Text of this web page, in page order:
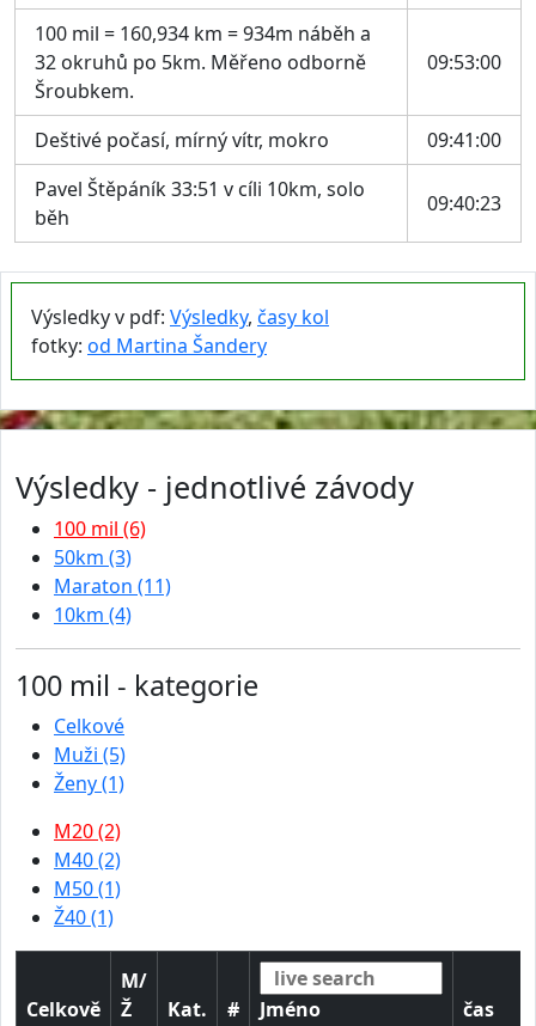
100 mil = 160,934 km = 934m náběh a
32 okruhů po 5km. Měřeno odborně
Šroubkem.
09:53:00
Deštivé počasí, mírný vítr, mokro
09:41:00
Pavel Štěpáník 33:51 v cíli 10km, solo
běh
09:40:23
Výsledky v pdf: Výsledky, časy kol
fotky: od Martina Šandery
Výsledky - jednotlivé závody
100 mil (6)
50km (3)
Maraton (11)
10km (4)
100 mil - kategorie
Celkové
Muži (5)
Ženy (1)
M20 (2)
M40 (2)
M50 (1)
Ž40 (1)
Celkově
M/
Ž
Kat. # Jméno čas